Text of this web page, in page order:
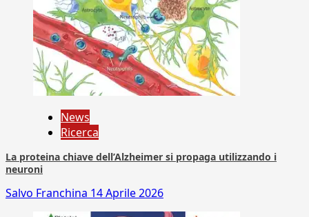
News
Ricerca
La proteina chiave dell’Alzheimer si propaga utilizzando i
neuroni
Salvo Franchina 14 Aprile 2026